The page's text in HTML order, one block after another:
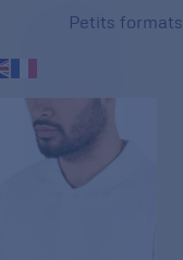
Petits formats